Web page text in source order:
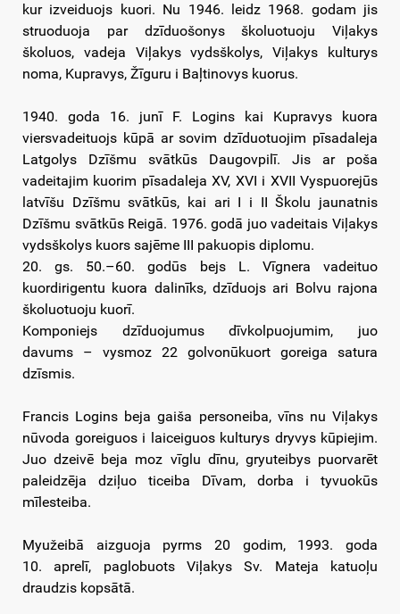
kur izveiduojs kuori. Nu 1946. leidz 1968. godam jis
struoduoja par dzīduošonys školuotuoju Viļakys
školuos, vadeja Viļakys vydsškolys, Viļakys kulturys
noma, Kupravys, Žīguru i Baļtinovys kuorus.
1940. goda 16. junī F. Logins kai Kupravys kuora
viersvadeituojs kūpā ar sovim dzīduotuojim pīsadaleja
Latgolys Dzīšmu svātkūs Daugovpilī. Jis ar poša
vadeitajim kuorim pīsadaleja XV, XVI i XVII Vyspuorejūs
latvīšu Dzīšmu svātkūs, kai ari I i II Školu jaunatnis
Dzīšmu svātkūs Reigā. 1976. godā juo vadeitais Viļakys
vydsškolys kuors sajēme III pakuopis diplomu.
20. gs. 50.–60. godūs bejs L. Vīgnera vadeituo
kuordirigentu kuora dalinīks, dzīduojs ari Bolvu rajona
školuotuoju kuorī.
Komponiejs dzīduojumus dīvkolpuojumim, juo
davums – vysmoz 22 golvonūkuort goreiga satura
dzīsmis.
Francis Logins beja gaiša personeiba, vīns nu Viļakys
nūvoda goreiguos i laiceiguos kulturys dryvys kūpiejim.
Juo dzeivē beja moz vīglu dīnu, gryuteibys puorvarēt
paleidzēja dziļuo ticeiba Dīvam, dorba i tyvuokūs
mīlesteiba.
Myužeibā aizguoja pyrms 20 godim, 1993. goda
10. aprelī, paglobuots Viļakys Sv. Mateja katuoļu
draudzis kopsātā.